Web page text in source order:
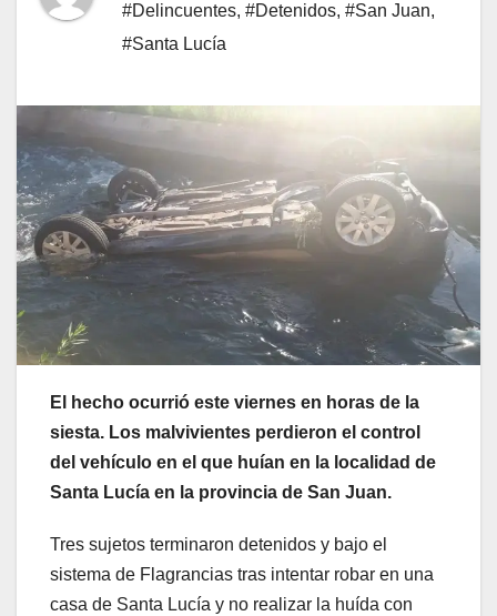
#Delincuentes, #Detenidos, #San Juan,
#Santa Lucía
El hecho ocurrió este viernes en horas de la
siesta. Los malvivientes perdieron el control
del vehículo en el que huían en la localidad de
Santa Lucía en la provincia de San Juan.
Tres sujetos terminaron detenidos y bajo el
sistema de Flagrancias tras intentar robar en una
casa de Santa Lucía y no realizar la huída con